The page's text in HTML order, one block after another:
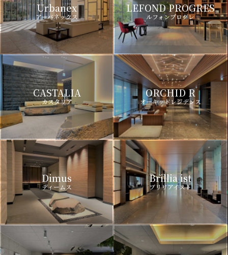
Urbanex
アーバネックス
LEFOND PROGRES
ルフォンプログレ
CASTALIA
カスタリア
ORCHID R
オーキッドレジデンス
Dimus
ディームス
Brillia ist
ブリリアイスト